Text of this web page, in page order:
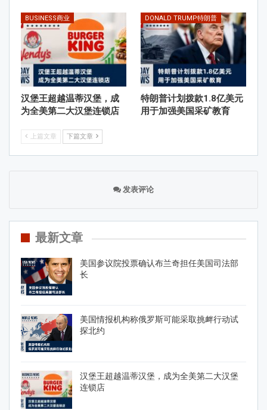
BUSINESS商业
汉堡王超越温蒂汉堡，成
为全美第二大汉堡连锁店
DONALD TRUMP特朗普
特朗普计划拨款1.8亿美元
用于加强美国采矿教育
上篇文章 下篇文章
发表评论
最新文章
美国参议院投票确认布兰奇担任美国司法部
长
美国情报机构称俄罗斯可能采取挑衅行动试
探北约
汉堡王超越温蒂汉堡，成为全美第二大汉堡
连锁店